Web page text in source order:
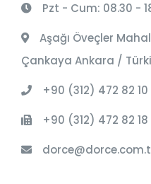
Pzt - Cum: 08.30 -
Aşağı Öveçler
Çankaya Ankara /
+90 (312) 472 82 10
+90 (312) 472 82 18